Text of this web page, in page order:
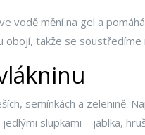
vodě mění na gel a
takže se
semínkách a zelenině.
slupkami – jablka,